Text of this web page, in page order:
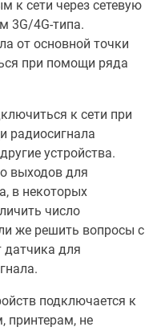
к сети через сетевую
3G/4G-типа.
от основной точки
при помощи ряда
к сети при
радиосигнала
устройства.
выходов для
в некоторых
число
же решить вопросы с
датчика для
подключается к
принтерам, не